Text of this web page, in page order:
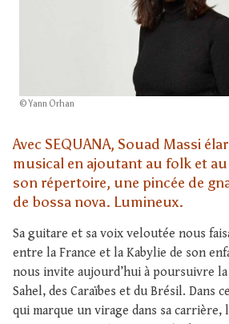
© Yann Orhan
Avec SEQUANA, Souad Massi
musical en ajoutant au folk et au
son répertoire, une pincée de
de bossa nova. Lumineux.
Sa guitare et sa voix veloutée nous
entre la France et la Kabylie de son
nous invite aujourd’hui à poursuivre
Sahel, des Caraïbes et du Brésil. Dans
qui marque un virage dans sa carrière,